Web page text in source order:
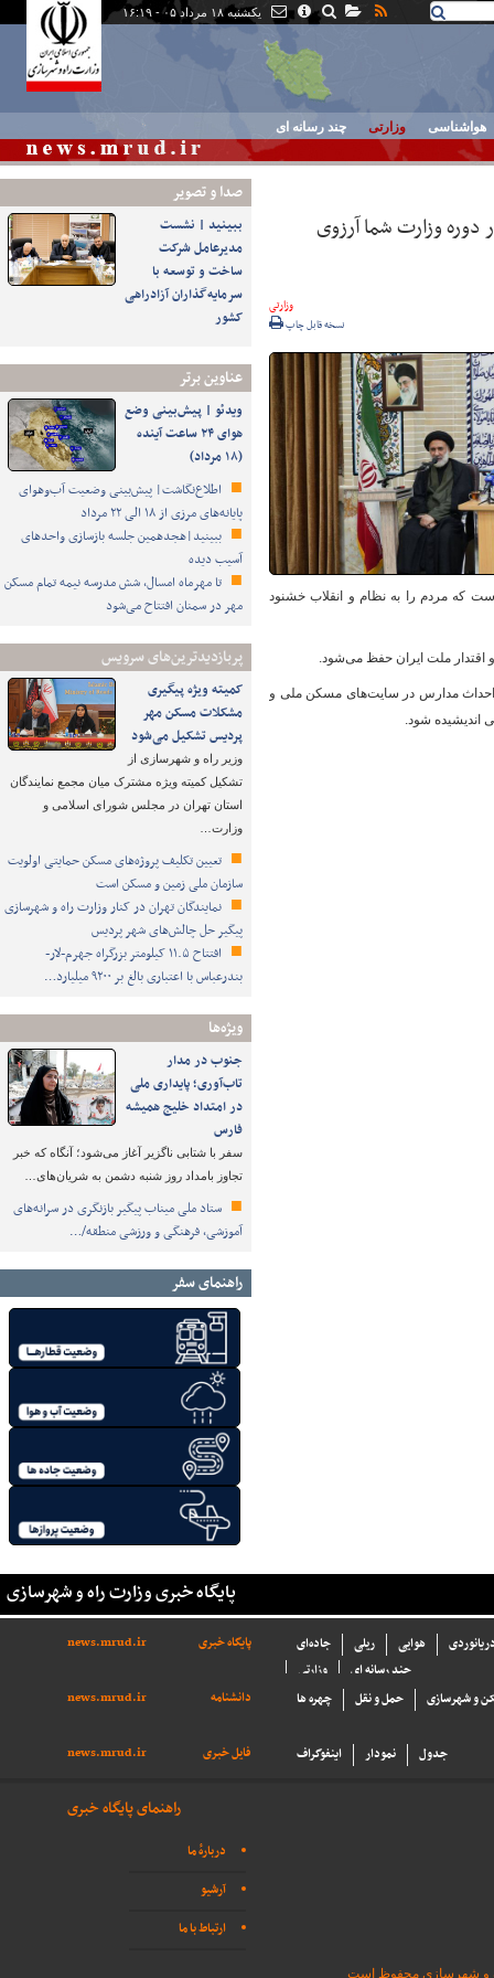
یکشنبه ۱۸ مرداد ۰۵ - ۱۶:۱۹
هواشناسی وزارتی چند رسانه ای
صدا و تصوير
ببینید | نشست
مدیرعامل شرکت
ساخت و توسعه با
سرمایه‌گذاران آزادراهی
کشور
عناوین برتر
ویدئو | پیش‌بینی وضع
هوای ۲۴ ساعت آینده
(۱۸ مرداد)
اطلاع‌نگاشت| پیش‌بینی وضعیت آب‌وهوای
پایانه‌های مرزی از ۱۸ الی ۲۲ مرداد
ببینید|هجدهمین جلسه بازسازی واحدهای
آسیب دیده
تا مهرماه امسال، شش مدرسه نیمه تمام مسکن
مهر در سمنان افتتاح می‌شود
پربازدیدترین‌های سرویس
کمیته ویژه پیگیری
مشکلات مسکن مهر
پردیس تشکیل می‌شود
وزیر راه و شهرسازی از
تشکیل کمیته ویژه مشترک میان مجمع نمایندگان
استان تهران در مجلس شورای اسلامی و
وزارت…
تعیین تکلیف پروژه‌های مسکن حمایتی اولویت
سازمان ملی زمین و مسکن است
نمایندگان تهران در کنار وزارت راه و شهرسازی
پیگیر حل چالش‌های شهر پردیس
افتتاح ۱۱.۵ کیلومتر بزرگراه جهرم-لار-
بندرعباس با اعتباری بالغ بر ۹۲۰۰ میلیارد…
ویژه‌ها
جنوب در مدار
تاب‌آوری؛ پایداری ملی
در امتداد خلیج همیشه
فارس
سفر با شتابی ناگزیر آغاز می‌شود؛ آنگاه که خبر
تجاوز بامداد روز شنبه دشمن به شریان‌های…
ستاد ملی میناب پیگیر بازنگری در سرانه‌های
آموزشی، فرهنگی و ورزشی منطقه/…
راهنمای سفر
وزارت شما آرزوی
وزارتی
نسخه قابل چاپ
که مردم را به نظام و انقلاب خشنود
و اقتدار ملت ایران حفظ می‌شود.
احداث مدارس در سایت‌های مسکن ملی و
اندیشیده شود.
پایگاه خبری وزارت راه و شهرسازی
پایگاه خبری news.mrud.ir جاده‌ای ریلی هوایی
وزارتی
چند رسانه ای
دانشنامه
news.mrud.ir چهره ها حمل و نقل و شهرسازی
فایل خبری news.mrud.ir اینفوگراف نمودار جدول
راهنمای پایگاه خبری
دربارهٔ ما
آرشیو
ارتباط با ما
و شهرسازی محفوظ است